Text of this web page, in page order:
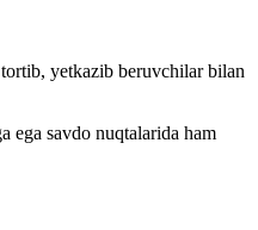
yetkazib beruvchilar bilan
ega savdo nuqtalarida ham